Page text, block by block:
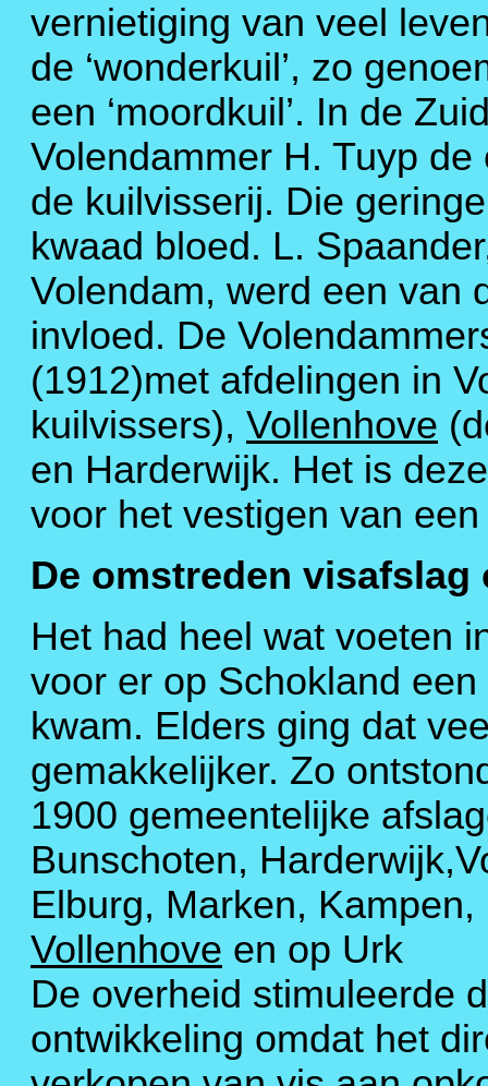
vernietiging van veel
de ‘wonderkuil’, zo
een ‘moordkuil’. In de
Volendammer H. Tuyp
de kuilvisserij. Die
kwaad bloed. L.
Volendam, werd een van
invloed. De
(1912)met afdelingen in
kuilvissers), Vollenhove
en Harderwijk. Het is
voor het vestigen van
De omstreden visafslag
Het had heel wat voeten
voor er op Schokland
kwam. Elders ging dat
gemakkelijker. Zo
1900 gemeentelijke
Bunschoten,
Elburg, Marken, Kampen,
Vollenhove en op Urk
De overheid stimuleerde
ontwikkeling omdat het